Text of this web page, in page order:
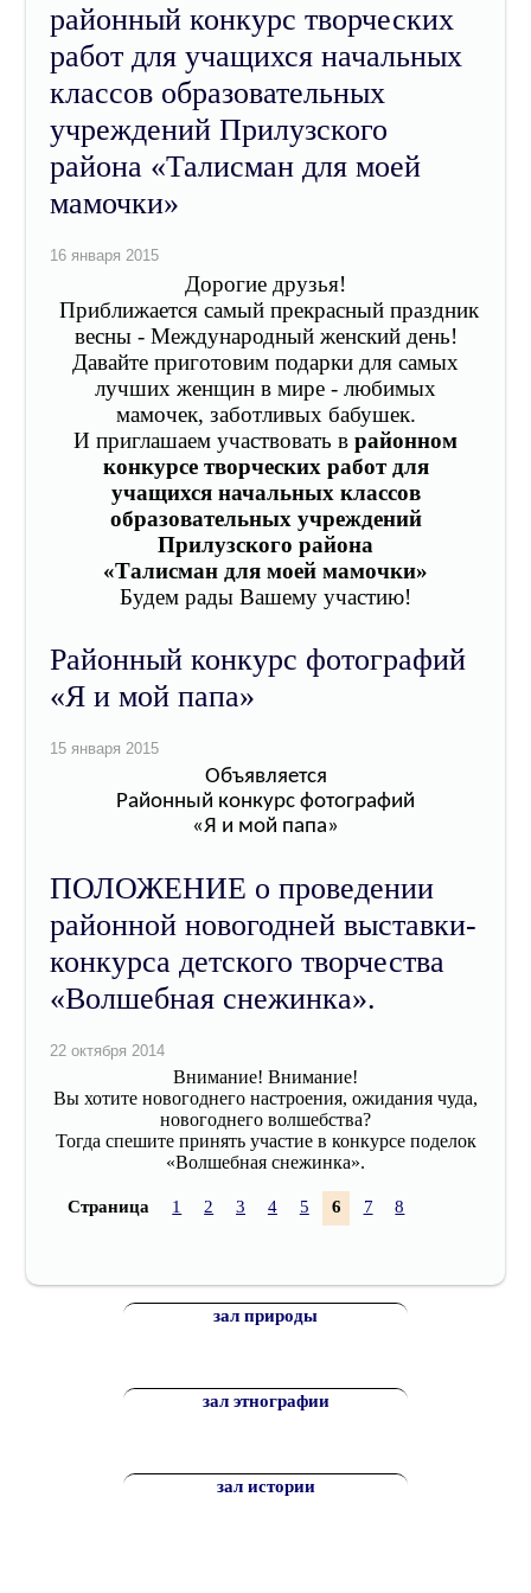
районный конкурс творческих
работ для учащихся начальных
классов образовательных
учреждений Прилузского
района «Талисман для моей
мамочки»
Дорогие друзья!
Приближается самый прекрасный праздник
весны - Международный женский день!
Давайте приготовим подарки для самых
лучших женщин в мире - любимых
мамочек, заботливых бабушек.
И приглашаем участвовать в районном
конкурсе творческих работ для
учащихся начальных классов
образовательных учреждений
Прилузского района
«Талисман для моей мамочки»
Будем рады Вашему участию!
Районный конкурс фотографий
«Я и мой папа»
Объявляется
Районный конкурс фотографий
«Я и мой папа»
ПОЛОЖЕНИЕ о проведении
районной новогодней выставки-
конкурса детского творчества
«Волшебная снежинка».
Внимание! Внимание!
Вы хотите новогоднего настроения, ожидания чуда,
новогоднего волшебства?
Тогда спешите принять участие в конкурсе поделок
«Волшебная снежинка».
Страница 1 2 3 4 5 6 7 8
зал природы
зал этнографии
зал истории